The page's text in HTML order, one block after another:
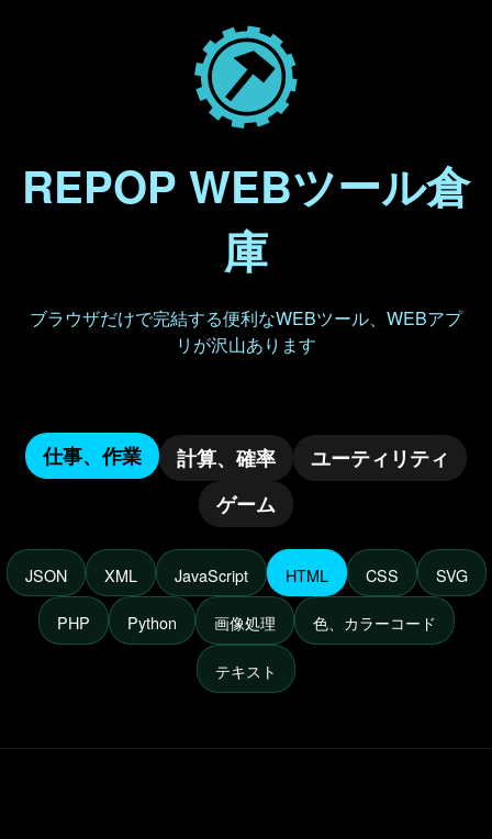
REPOP WEBツール倉
庫
ブラウザだけで完結する便利なWEBツール、WEBアプ
リが沢山あります
仕事、作業 計算、確率
ユーティリティ
ゲーム
JSON XML JavaScript HTML CSS SVG
PHP Python 画像処理 色、カラーコード
テキスト